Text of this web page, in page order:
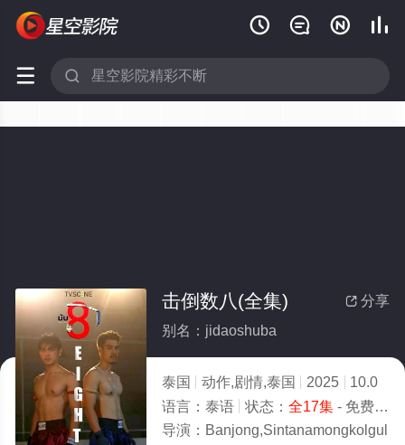
   
 
 分享
击倒数八(全集)
别名：jidaoshuba
泰国 动作,剧情,泰国 2025
10.0
语言： 泰语 状态： 全17集- 免费在线观看
导演： Banjong,Sintanamongkolgul